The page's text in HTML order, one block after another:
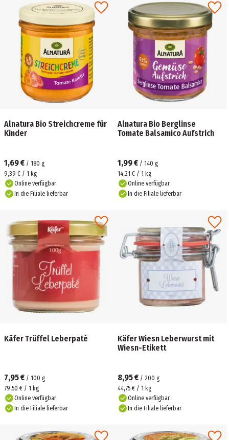
Alnatura Bio Streichcreme für
Kinder
1,69 € / 180 g
9,39 € / 1 kg
Online verfügbar
In die Filiale lieferbar
Alnatura Bio Berglinse
Tomate Balsamico Aufstrich
1,99 € / 140 g
14,21 € / 1 kg
Online verfügbar
In die Filiale lieferbar
Käfer Trüffel Leberpaté
7,95 € / 100 g
79,50 € / 1 kg
Online verfügbar
In die Filiale lieferbar
Käfer Wiesn Leberwurst mit
Wiesn-Etikett
8,95 € / 200 g
44,75 € / 1 kg
Online verfügbar
In die Filiale lieferbar